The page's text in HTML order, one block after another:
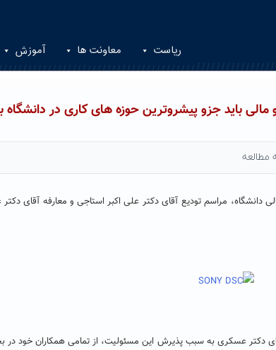
ریاست معاونت ها آموزش
باید جزو پیشروترین حوزه های کاری در دانشگاه
دانشگاه، مراسم تودیع آقای دکتر علی اکبر استاجی و معارفه آقای
دکتر عسکری به سبب پذیرش این مسئولیت، از تمامی همکاران خود در